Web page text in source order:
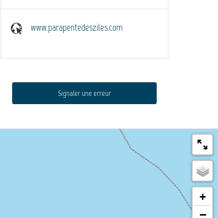
www.parapentedesziles.com
Signaler une erreur
+
−